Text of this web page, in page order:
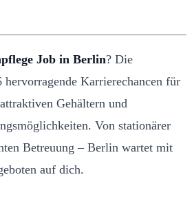
Job in Berlin? Die
hervorragende Karrierechancen für
Gehältern und
Von stationärer
Betreuung – Berlin wartet mit
auf dich.